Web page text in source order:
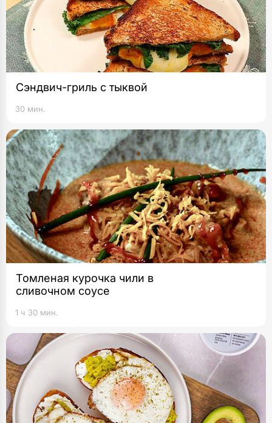
Сэндвич-гриль с тыквой
30 мин.
Томленая курочка чили в
сливочном соусе
1 ч 30 мин.